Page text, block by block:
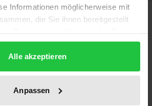
Informationen möglicherweise mit
die Sie ihnen bereitgestellt
Alle akzeptieren
Anpassen
analyses German
strategies in independent
economic and political
to the Indian market against